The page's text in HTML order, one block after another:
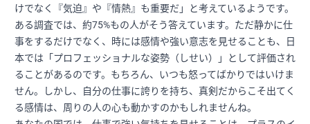
けでなく『気迫』や『情熱』も重要だ」と考えているようです。
ある調査では、約75%もの人がそう答えています。ただ静かに仕
事をするだけでなく、時には感情や強い意志を見せることも、日
本では「プロフェッショナルな姿勢（しせい）」として評価され
ることがあるのです。もちろん、いつも怒ってばかりではいけま
せん。しかし、自分の仕事に誇りを持ち、真剣だからこそ出てく
る感情は、周りの人の心も動かすのかもしれませんね。